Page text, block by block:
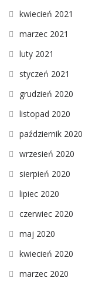
kwiecień 2021
marzec 2021
luty 2021
styczeń 2021
grudzień 2020
listopad 2020
październik 2020
wrzesień 2020
sierpień 2020
lipiec 2020
czerwiec 2020
maj 2020
kwiecień 2020
marzec 2020